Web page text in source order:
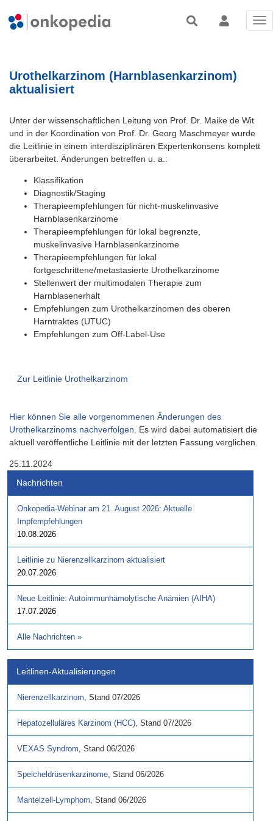
Urothelkarzinom (Harnblasenkarzinom)
aktualisiert
Unter der wissenschaftlichen Leitung von Prof. Dr. Maike de Wit
und in der Koordination von Prof. Dr. Georg Maschmeyer wurde
die Leitlinie in einem interdisziplinären Expertenkonsens komplett
überarbeitet. Änderungen betreffen u. a.:
Klassifikation
Diagnostik/Staging
Therapieempfehlungen für nicht-muskelinvasive
Harnblasenkarzinome
Therapieempfehlungen für lokal begrenzte,
muskelinvasive Harnblasenkarzinome
Therapieempfehlungen für lokal
fortgeschrittene/metastasierte Urothelkarzinome
Stellenwert der multimodalen Therapie zum
Harnblasenerhalt
Empfehlungen zum Urothelkarzinomen des oberen
Harntraktes (UTUC)
Empfehlungen zum Off-Label-Use
Zur Leitlinie Urothelkarzinom
Hier können Sie alle vorgenommenen Änderungen des
Urothelkarzinoms nachverfolgen.
Es wird dabei automatisiert die
aktuell veröffentliche Leitlinie mit der letzten Fassung verglichen.
25.11.2024
Nachrichten
Onkopedia-Webinar am 21. August 2026: Aktuelle
Impfempfehlungen
10.08.2026
Leitlinie zu Nierenzellkarzinom aktualisiert
20.07.2026
Neue Leitlinie: Autoimmunhämolytische Anämien (AIHA)
17.07.2026
Alle Nachrichten »
Leitlinen-Aktualisierungen
Nierenzellkarzinom, Stand 07/2026
Hepatozelluläres Karzinom (HCC), Stand 07/2026
VEXAS Syndrom, Stand 06/2026
Speicheldrüsenkarzinome, Stand 06/2026
Mantelzell-Lymphom, Stand 06/2026